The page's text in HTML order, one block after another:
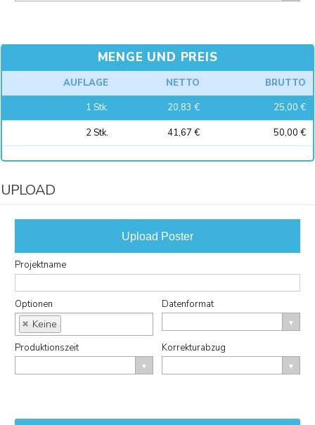
MENGE UND PREIS
AUFLAGE NETTO
BRUTTO
1 Stk. 20,83 €
25,00 €
2Stk. 41,67 € 50,00 €
UPLOAD
Upload Poster
Jetzt Pdf schon hochladen und von der Produktvorschau
profitieren.
Projektname
Optionen
Keine
Datenformat
Produktionszeit Korrekturabzug